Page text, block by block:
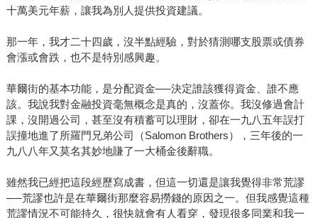
十萬美元年薪，讓我為別人提供投資建議。
那一年，我才二十四歲，沒半點經驗，對於猜測哪支股票或債券
會漲或會跌，也不是特別感興趣。
華爾街的基本功能，是分配資金──決定誰該獲得資金、誰不應
該。我說我對金融投資毫無概念是真的，沒蓋你。我沒修過會計
課，沒開過公司，甚至沒有積蓄可以理財，卻在一九八五年誤打
誤撞地進了所羅門兄弟公司（Salomon Brothers），三年後的一
九八八年又莫名其妙地賺了一大桶金後辭職。
雖然我已經把這段經歷寫成書，但這一切還是讓我覺得非常荒謬
──荒謬也許是在華爾街那麼容易撈錢的原因之一。但我感覺這種
荒謬情況不可能持久，很快就會有人看穿，發現很多同業和我一